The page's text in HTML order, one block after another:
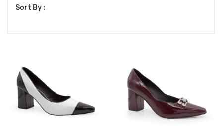
Sort By :